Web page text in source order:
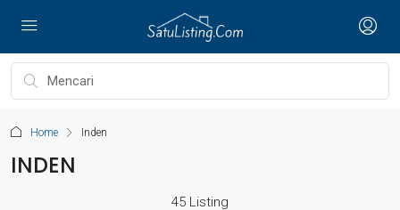
Home Inden
INDEN
45 Listing